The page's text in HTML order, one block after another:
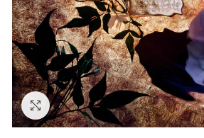
Click to enlarge